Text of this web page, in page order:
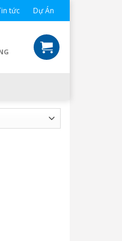
tức Dự Án